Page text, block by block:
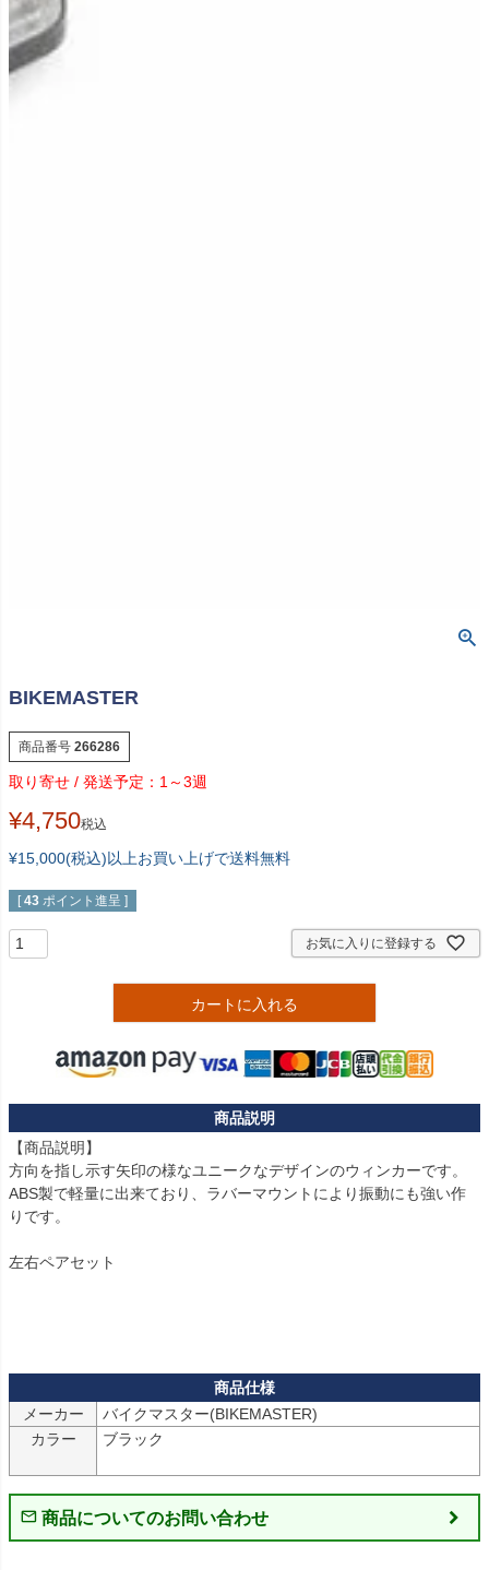
BIKEMASTER
商品番号 266286
1～3週
¥4,750税込
¥15,000(税込)以上お買い上げで送料無料
[ 43 ポイント進呈 ]
お気に入りに登録する
カートに入れる
【商品説明】
方向を指し示す矢印の様なユニークなデザインのウィンカーです。
ABS製で軽量に出来ており、ラバーマウントにより振動にも強い作
りです。
左右ペアセット
メーカー
バイクマスター(BIKEMASTER)
カラー
ブラック
商品についてのお問い合わせ